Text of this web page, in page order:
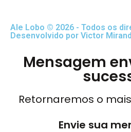
Ale Lobo © 2026 - Todos os
Desenvolvido por Victor
Mensagem
Retornaremos o
Envie sua